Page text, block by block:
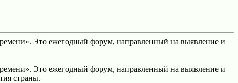
Это ежегодный форум, направленный на выявление и
Это ежегодный форум, направленный на выявление и
страны.